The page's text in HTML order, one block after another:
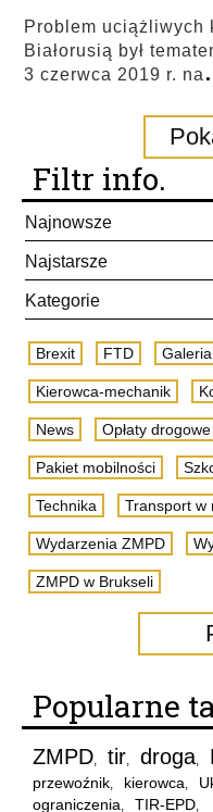
Problem uciążliwych
Białorusią był
3 czerwca 2019 r. na
Filtr info.
Najnowsze
Najstarsze
Kategorie
Brexit FTD Galeria
Kierowca-mechanik
News Opłaty drogowe
Pakiet mobilności
Technika Transport w
Wydarzenia ZMPD
ZMPD w Brukseli
Popularne
ZMPD, tir, droga,
przewoźnik, kierowca,
ograniczenia, TIR-EPD,